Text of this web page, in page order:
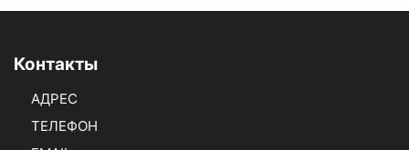
Контакты
АДРЕС
ТЕЛЕФОН